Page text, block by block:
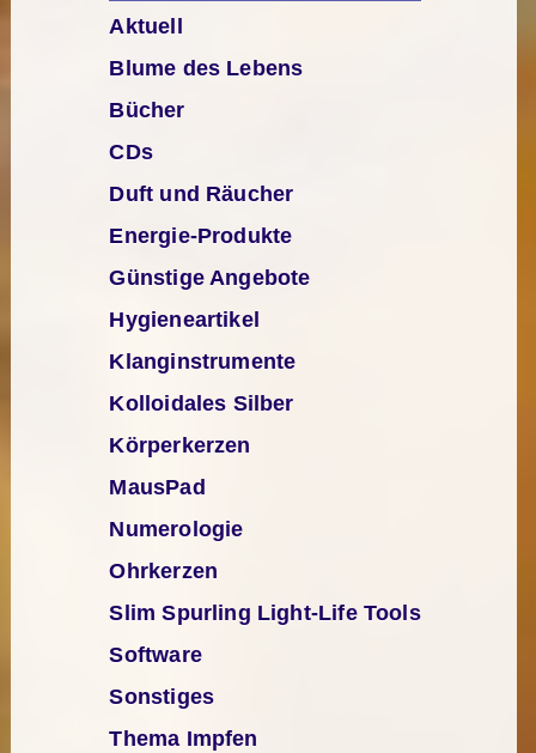
Aktuell
Blume des Lebens
Bücher
CDs
Duft und Räucher
Energie-Produkte
Günstige Angebote
Hygieneartikel
Klanginstrumente
Kolloidales Silber
Körperkerzen
MausPad
Numerologie
Ohrkerzen
Slim Spurling Light-Life Tools
Software
Sonstiges
Thema Impfen